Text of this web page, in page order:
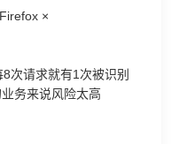
×
请求就有1次被识别
务来说风险太高